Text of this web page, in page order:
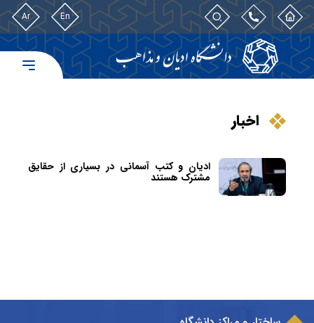
En
Ar
اخبار
ادیان و کتب آسمانی در بسیاری از حقایق
مشترک هستند